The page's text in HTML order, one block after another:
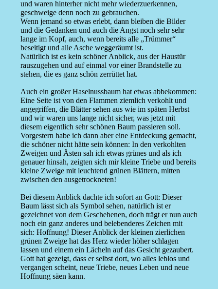
und waren hinterher nicht mehr wiederzuerkennen,
geschweige denn noch zu gebrauchen.
Wenn jemand so etwas erlebt, dann bleiben die Bilder
und die Gedanken und auch die Angst noch sehr sehr
lange im Kopf, auch, wenn bereits alle „Trümmer“
beseitigt und alle Asche weggeräumt ist.
Natürlich ist es kein schöner Anblick, aus der Haustür
rauszugehen und auf einmal vor einer Brandstelle zu
stehen, die es ganz schön zerrüttet hat.
Auch ein großer Haselnussbaum hat etwas abbekommen:
Eine Seite ist von den Flammen ziemlich verkohlt und
angegriffen, die Blätter sehen aus wie im späten Herbst
und wir waren uns lange nicht sicher, was jetzt mit
diesem eigentlich sehr schönen Baum passieren soll.
Vorgestern habe ich dann aber eine Entdeckung gemacht,
die schöner nicht hätte sein können: In den verkohlten
Zweigen und Ästen sah ich etwas grünes und als ich
genauer hinsah, zeigten sich mir kleine Triebe und bereits
kleine Zweige mit leuchtend grünen Blättern, mitten
zwischen den ausgetrockneten!
Bei diesem Anblick dachte ich sofort an Gott: Dieser
Baum lässt sich als Symbol sehen, natürlich ist er
gezeichnet von dem Geschehenen, doch trägt er nun auch
noch ein ganz anderes und belebenderes Zeichen mit
sich: Hoffnung! Dieser Anblick der kleinen zierlichen
grünen Zweige hat das Herz wieder höher schlagen
lassen und einem ein Lächeln auf das Gesicht gezaubert.
Gott hat gezeigt, dass er selbst dort, wo alles leblos und
vergangen scheint, neue Triebe, neues Leben und neue
Hoffnung säen kann.